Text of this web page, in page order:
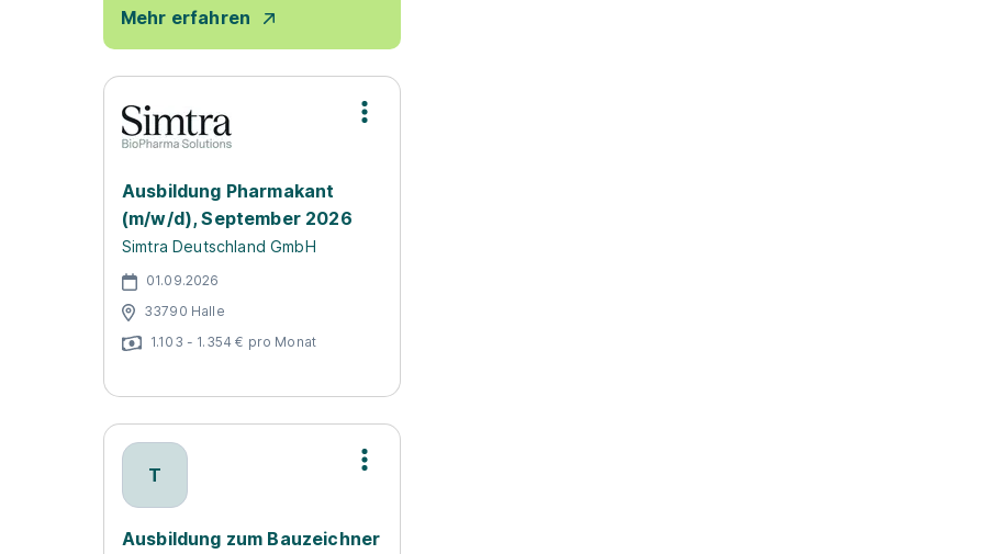
Mehr erfahren
Ausbildung Pharmakant
(m/w/d), September 2026
Simtra Deutschland GmbH
01.09.2026
33790 Halle
1.103 - 1.354 € pro Monat
T
Ausbildung zum Bauzeichner